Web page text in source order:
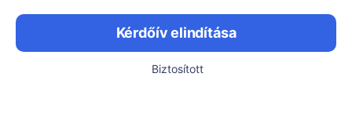
Kérdőív elindítása
Biztosított